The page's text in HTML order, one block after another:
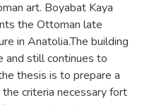
art. Boyabat Kaya
the Ottoman late
in Anatolia.The building
still continues to
thesis is to prepare a
criteria necessary fort